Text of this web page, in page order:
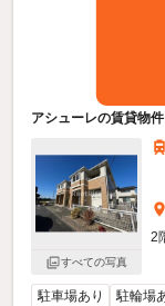
アシューレの賃貸物件
すべての写真
2
駐車場あり 駐輪場